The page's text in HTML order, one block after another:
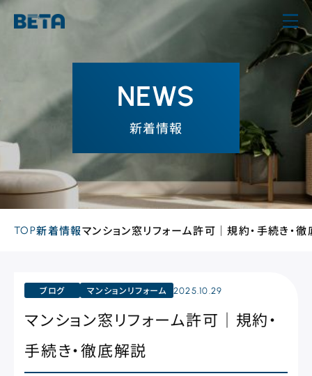
内
プ
NEWS
新着情報
TOP新着情報マンション窓リフォーム許可｜規約・手続き・
ブログ マンションリフォーム 2025.10.29
マンション窓リフォーム許可｜規約・
手続き・徹底解説